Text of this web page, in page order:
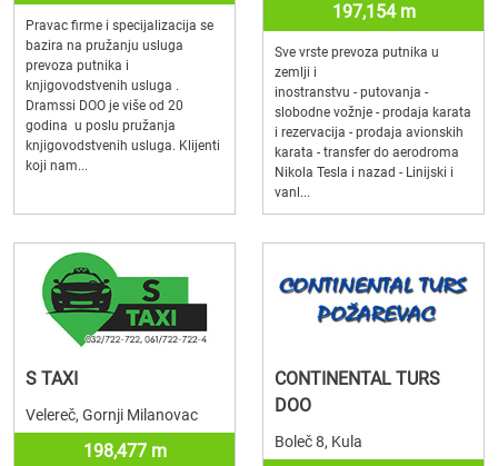
Pravac firme i specijalizacija se
bazira na pružanju usluga
prevoza putnika i
knjigovodstvenih usluga .
Dramssi DOO je više od 20
godina u poslu pružanja
knjigovodstvenih usluga. Klijenti
koji nam...
197,154 m
Sve vrste prevoza putnika u
zemlji i
inostranstvu - putovanja -
slobodne vožnje - prodaja karata
i rezervacija - prodaja avionskih
karata - transfer do aerodroma
Nikola Tesla i nazad - Linijski i
vanl...
S TAXI
Velereč, Gornji Milanovac
198,477 m
CONTINENTAL TURS
DOO
Boleč 8, Kula